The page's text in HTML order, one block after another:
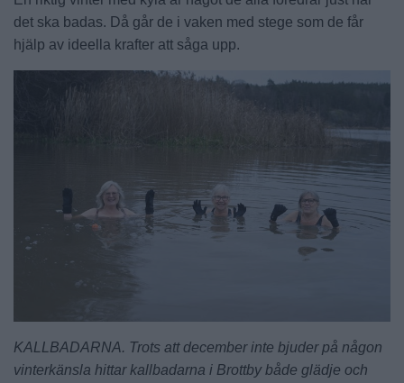
det ska badas. Då går de i vaken med stege som de får
hjälp av ideella krafter att såga upp.
KALLBADARNA. Trots att december inte bjuder på någon
vinterkänsla hittar kallbadarna i Brottby både glädje och